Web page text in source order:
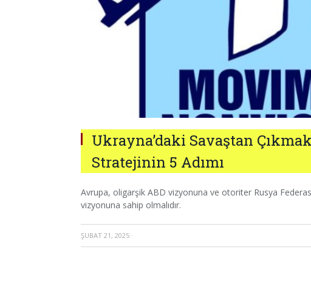
Ukrayna’daki Savaştan
Stratejinin 5 Adımı
Avrupa, oligarşik ABD vizyonuna ve otoriter Rusya
vizyonuna sahip olmalıdır.
ŞUBAT 21, 2025 ·